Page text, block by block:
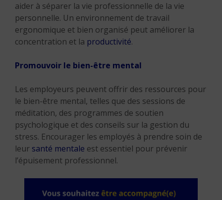
aider à séparer la vie professionnelle de la vie
personnelle. Un environnement de travail
ergonomique et bien organisé peut améliorer la
concentration et la productivité.
Promouvoir le bien-être mental
Les employeurs peuvent offrir des ressources pour
le bien-être mental, telles que des sessions de
méditation, des programmes de soutien
psychologique et des conseils sur la gestion du
stress. Encourager les employés à prendre soin de
leur santé mentale est essentiel pour prévenir
l’épuisement professionnel.